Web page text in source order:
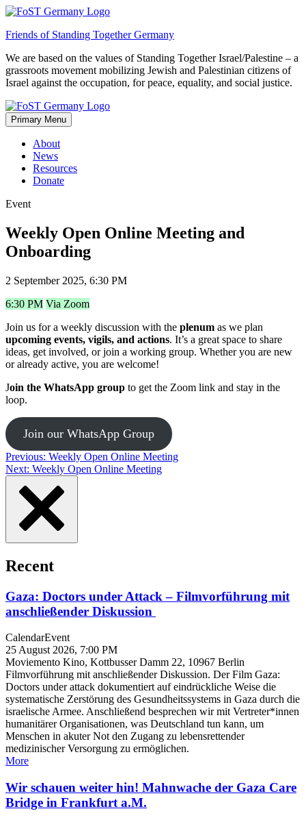
Skip
content
Friends of Standing Together Germany
We are based on the values of Standing Together Israel/Palestine – a
grassroots movement mobilizing Jewish and Palestinian citizens of
Israel against the occupation, for peace, equality, and social justice.
Primary Menu
About
News
Resources
Donate
Event
Weekly Open Online Meeting and
Onboarding
2 September 2025, 6:30 PM
6:30 PM Via Zoom
Join us for a weekly discussion with the plenum as we plan
upcoming events, vigils, and actions. It’s a great space to share
ideas, get involved, or join a working group. Whether you are new
or already active, you are welcome!
Join the WhatsApp group to get the Zoom link and stay in the
loop.
Join our WhatsApp Group
Post
navigation
Previous: Weekly Open Online Meeting
Next: Weekly Open Online Meeting
Recent
Gaza: Doctors under Attack – Filmvorführung mit
anschließender Diskussion
CalendarEvent
25 August 2026, 7:00 PM
Moviemento Kino, Kottbusser Damm 22, 10967 Berlin
Filmvorführung mit anschließender Diskussion. Der Film Gaza:
Doctors under attack dokumentiert auf eindrückliche Weise die
systematische Zerstörung des Gesundheitssystems in Gaza durch die
israelische Armee. Anschließend besprechen wir mit Vertreter*innen
humanitärer Organisationen, was Deutschland tun kann, um
Menschen in akuter Not den Zugang zu lebensrettender
medizinischer Versorgung zu ermöglichen.
More
Wir schauen weiter hin! Mahnwache der Gaza Care
Bridge in Frankfurt a.M.